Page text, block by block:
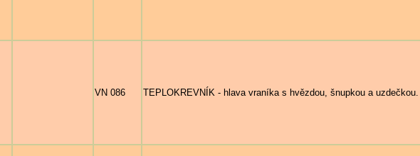
VN 086 TEPLOKREVNÍK - hlava vraníka s hvězdou, šnupkou a uzdečkou.